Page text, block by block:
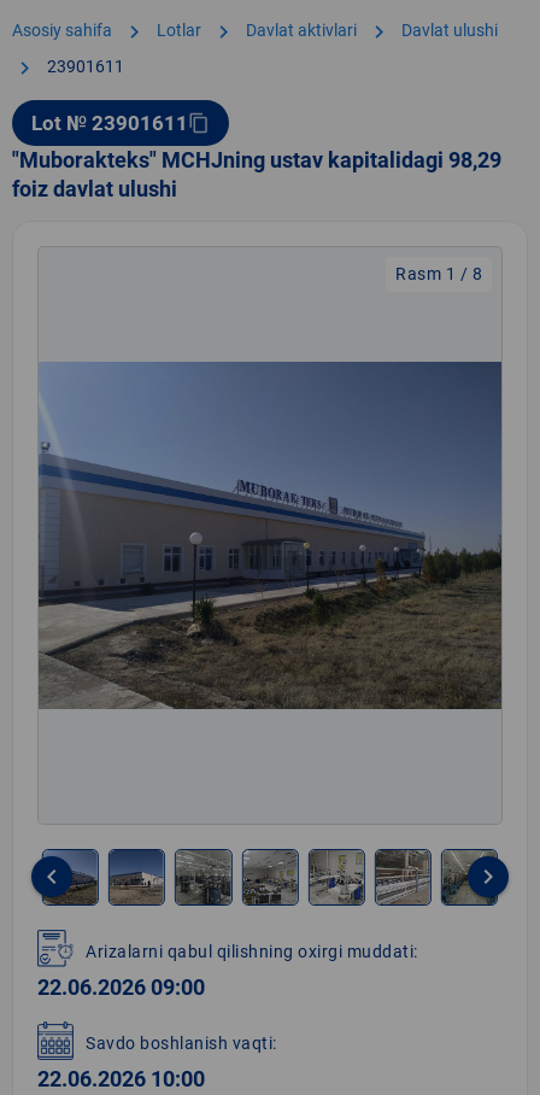
Asosiy sahifa chevron_right Lotlar chevron_right Davlat aktivlari chevron_right Davlat ulushi
chevron_right 23901611
Lot № 23901611 content_copy
"Muborakteks" MCHJning ustav kapitalidagi 98,29
foiz davlat ulushi
Rasm 1 / 8
1
of
8
keyboard_arrow_left keyboard_arrow_right
Arizalarni qabul qilishning oxirgi muddati:
22.06.2026 09:00
Savdo boshlanish vaqti:
22.06.2026 10:00